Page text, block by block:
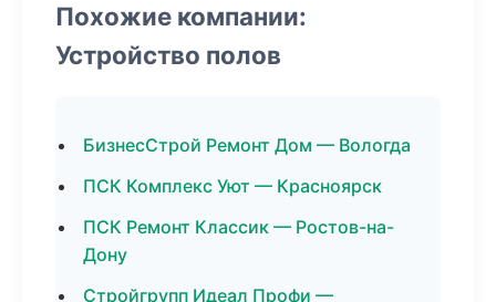
Похожие компании:
Устройство полов
БизнесСтрой Ремонт Дом — Вологда
ПСК Комплекс Уют — Красноярск
ПСК Ремонт Классик — Ростов-на-
Дону
Стройгрупп Идеал Профи —